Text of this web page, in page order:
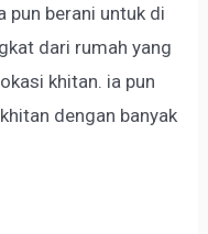
pun berani untuk di
dari rumah yang
khitan. ia pun
dengan banyak